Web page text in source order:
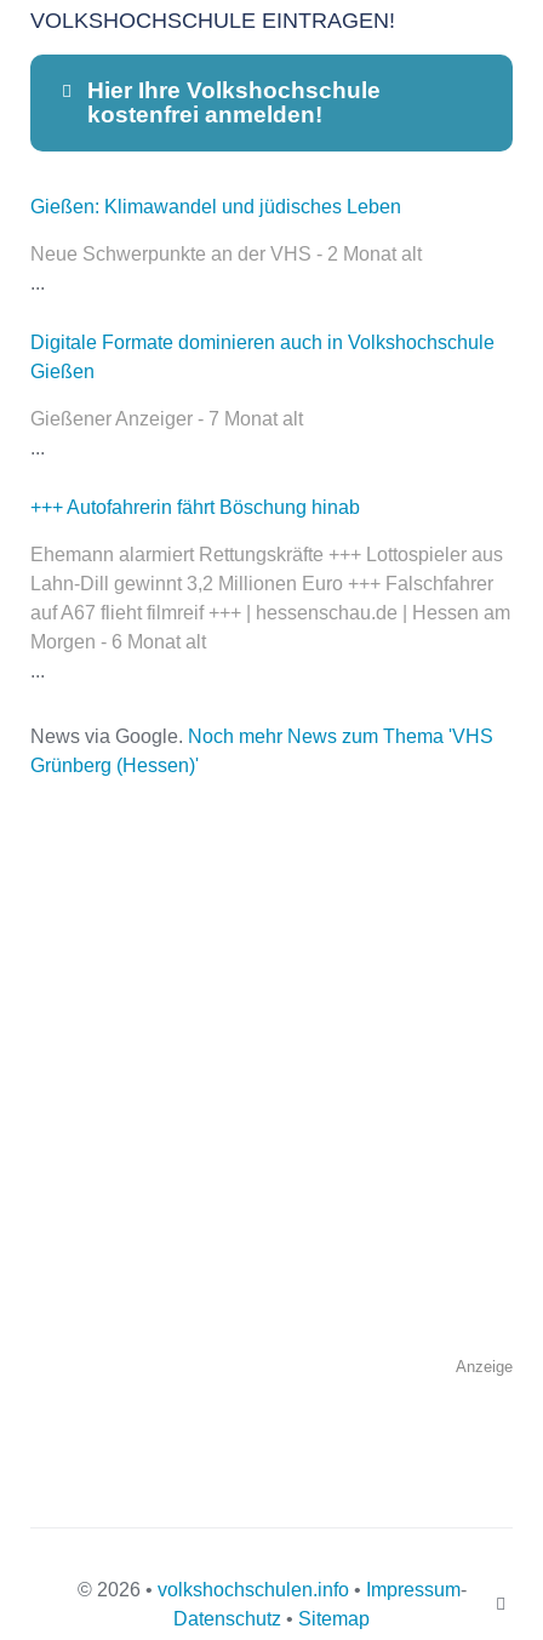
VOLKSHOCHSCHULE EINTRAGEN!
Hier Ihre Volkshochschule
kostenfrei anmelden!
Dieser Teil dient lediglich zur
öffentlich sichtbar.
Gießen: Klimawandel und jüdisches Leben
Neue Schwerpunkte an der VHS - 2 Monat alt
...
Digitale Formate dominieren auch in Volkshochschule
Gießen
Gießener Anzeiger - 7 Monat alt
...
+++ Autofahrerin fährt Böschung hinab
Ehemann alarmiert Rettungskräfte +++ Lottospieler aus
Lahn-Dill gewinnt 3,2 Millionen Euro +++ Falschfahrer
auf A67 flieht filmreif +++ | hessenschau.de | Hessen am
Morgen - 6 Monat alt
...
News via Google. Noch mehr News zum Thema 'VHS
Grünberg (Hessen)'
Anzeige
© 2026 • volkshochschulen.info• Impressum-
Datenschutz • Sitemap